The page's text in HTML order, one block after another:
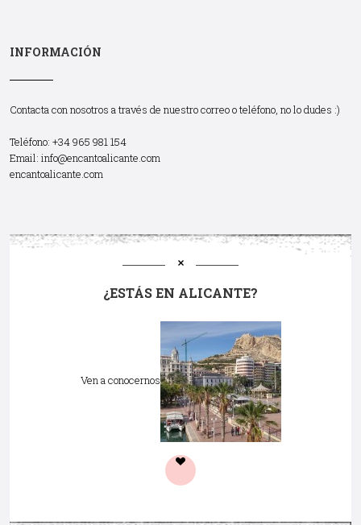
INFORMACIÓN
Contacta con nosotros a través de nuestro correo o teléfono, no lo dudes :)
Teléfono: +34 965 981 154
Email: info@encantoalicante.com
encantoalicante.com
¿ESTÁS EN ALICANTE?
Ven a conocernos